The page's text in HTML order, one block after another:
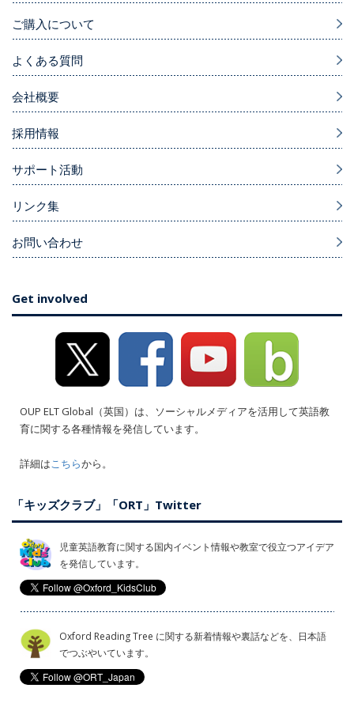
ご購入について
よくある質問
会社概要
採用情報
サポート活動
リンク集
お問い合わせ
Get involved
OUP ELT Global（英国）は、ソーシャルメディアを活用して英語教
育に関する各種情報を発信しています。
詳細はこちらから。
「キッズクラブ」「ORT」Twitter
児童英語教育に関する国内イベント情報や教室で役立つアイデア
を発信しています。
Oxford Reading Tree に関する新着情報や裏話などを、日本語
でつぶやいています。